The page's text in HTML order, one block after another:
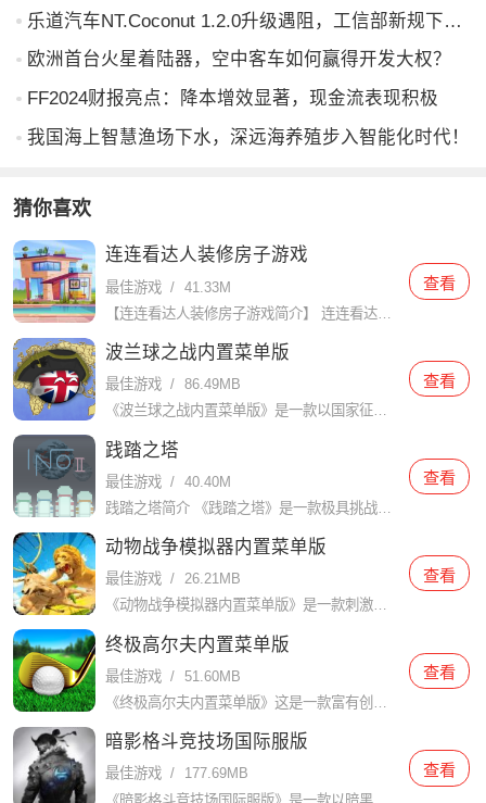
乐道汽车NT.Coconut 1.2.0升级遇阻，工信部新规下何时推送成焦点
欧洲首台火星着陆器，空中客车如何赢得开发大权？
FF2024财报亮点：降本增效显著，现金流表现积极
我国海上智慧渔场下水，深远海养殖步入智能化时代！
猜你喜欢
连连看达人装修房子游戏
最佳游戏 / 41.33M
【连连看达人装修房子游戏简介】 连连看达人装修房子是一款结合了经典连连看玩法与家居装修元素的休闲益智游戏。玩家需要在限定时间内通过连接相同的图案来消除它们，每消除一对图案即可获得装修材料和金币，用于装
查看
波兰球之战内置菜单版
最佳游戏 / 86.49MB
《波兰球之战内置菜单版》是一款以国家征战和统一为核心的策略游戏，在游戏中，玩家扮演一位国家的领袖，通过建设城市、发展经济、招募军队和与其他国家进行外交、战争等手段，最终实现统一和国家崛起的目标。游戏以
查看
践踏之塔
最佳游戏 / 40.40M
践踏之塔简介 《践踏之塔》是一款极具挑战性和趣味性的动作冒险游戏。玩家需要在不断攀登塔楼的过程中，克服各种障碍和敌人，体验到前所未有的紧张感和成就感。游戏以其独特的玩法和精美的画面吸引了大量玩家的关注
查看
动物战争模拟器内置菜单版
最佳游戏 / 26.21MB
《动物战争模拟器内置菜单版》是一款刺激、有趣的模拟战略游戏，而且在这个游戏中，玩家将扮演不同类型的动物，与其他玩家进行战斗，争夺领地和资源。游戏以独特的图形和令人惊叹的音效为特色，为玩家带来一个逼真的
查看
终极高尔夫内置菜单版
最佳游戏 / 51.60MB
查看
暗影格斗竞技场国际服版
最佳游戏 /
177.69MB
查看